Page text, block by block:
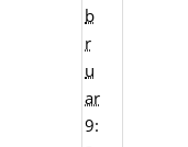
b
r
u
ar
9: